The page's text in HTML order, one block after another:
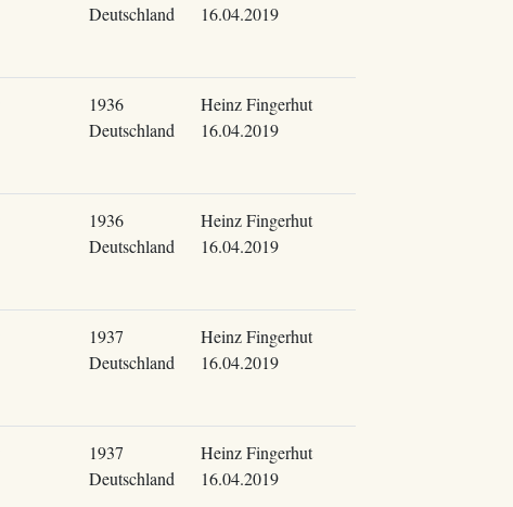
Deutschland
16.04.2019
1936
Deutschland
Heinz Fingerhut
16.04.2019
1936
Deutschland
Heinz Fingerhut
16.04.2019
1937
Deutschland
Heinz Fingerhut
16.04.2019
1937
Deutschland
Heinz Fingerhut
16.04.2019